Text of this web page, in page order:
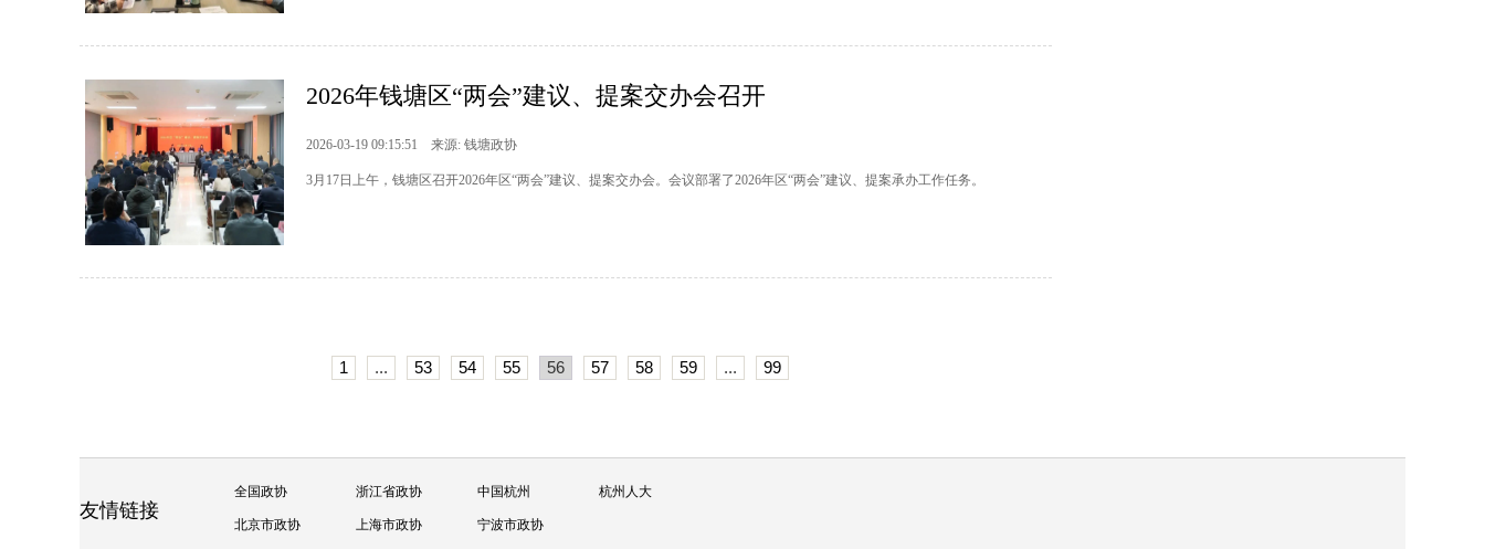
2026年钱塘区“两会”建议、提案交办会召开
2026-03-19 09:15:51 来源: 钱塘政协
3月17日上午，钱塘区召开2026年区“两会”建议、提案交办会。会议部署了2026年区“两会”建议、提案承办工作任务。
1 ... 53 54 55 56 57 58 59 ... 99
友情链接
全国政协 浙江省政协 中国杭州 杭州人大
北京市政协 上海市政协 宁波市政协